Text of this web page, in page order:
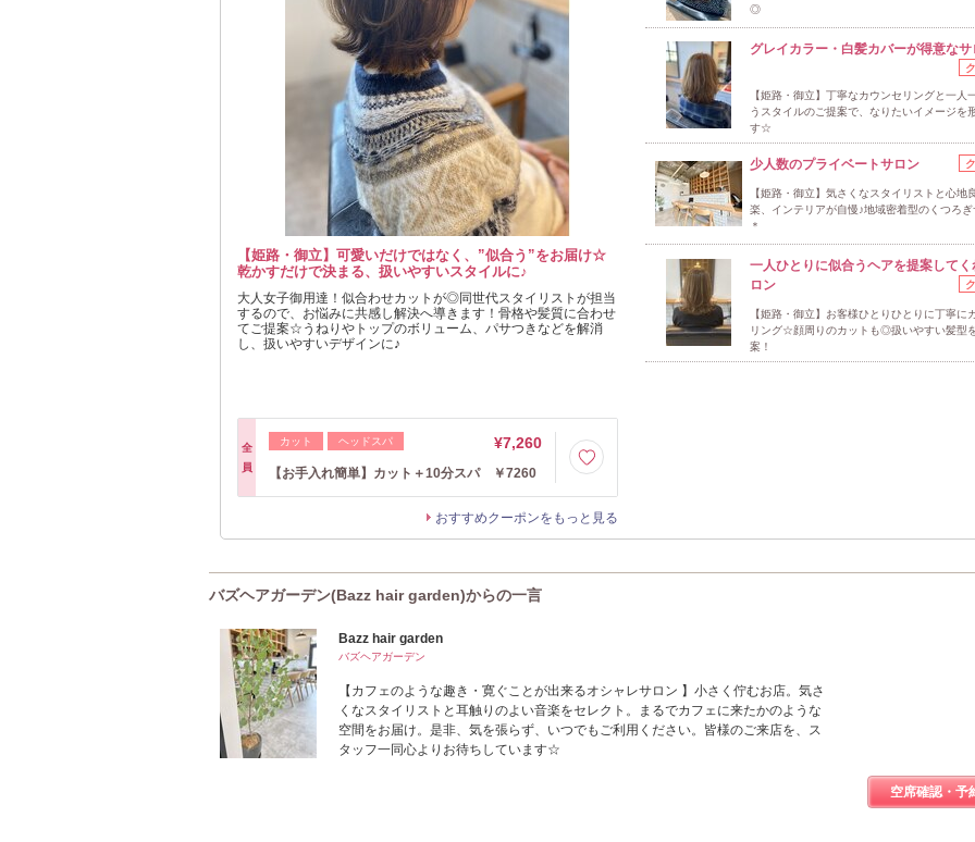
【姫路・御立】可愛いだけではなく、”似合う”をお届け☆
乾かすだけで決まる、扱いやすいスタイルに♪
大人女子御用達！似合わせカットが◎同世代スタイリストが担当
するので、お悩みに共感し解決へ導きます！骨格や髪質に合わせ
てご提案☆うねりやトップのボリューム、パサつきなどを解消
し、扱いやすいデザインに♪
全
員
カット ヘッドスパ ¥7,260
【お手入れ簡単】カット＋10分スパ ￥7260
おすすめクーポンをもっと見る
◎
グレイカラー・白髪カバーが得意なサ
【姫路・御立】丁寧なカウンセリングと一人
うスタイルのご提案で、なりたいイメージを
す☆
少人数のプライベートサロン
【姫路・御立】気さくなスタイリストと心地
楽、インテリアが自慢♪地域密着型のくつろ
＊
一人ひとりに似合うヘアを提案してく
ロン
【姫路・御立】お客様ひとりひとりに丁寧に
リング☆顔周りのカットも◎扱いやすい髪型
案！
バズヘアガーデン(Bazz hair garden)からの一言
Bazz hair garden
バズヘアガーデン
【カフェのような趣き・寛ぐことが出来るオシャレサロン 】小さく佇むお店。気さ
くなスタイリストと耳触りのよい音楽をセレクト。まるでカフェに来たかのような
空間をお届け。是非、気を張らず、いつでもご利用ください。皆様のご来店を、ス
タッフ一同心よりお待ちしています☆
空席確認・予